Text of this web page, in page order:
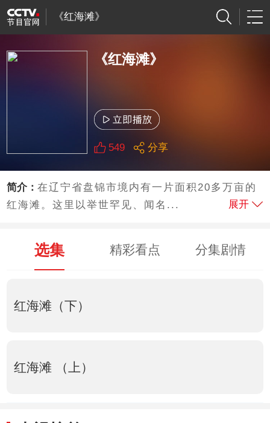
《红海滩》
《红海滩》
549 分享
简介：在辽宁省盘锦市境内有一片面积20多万亩的
红海滩。这里以举世罕见、闻名...
展开
选集 精彩看点 分集剧情
红海滩（下）
红海滩 （上）